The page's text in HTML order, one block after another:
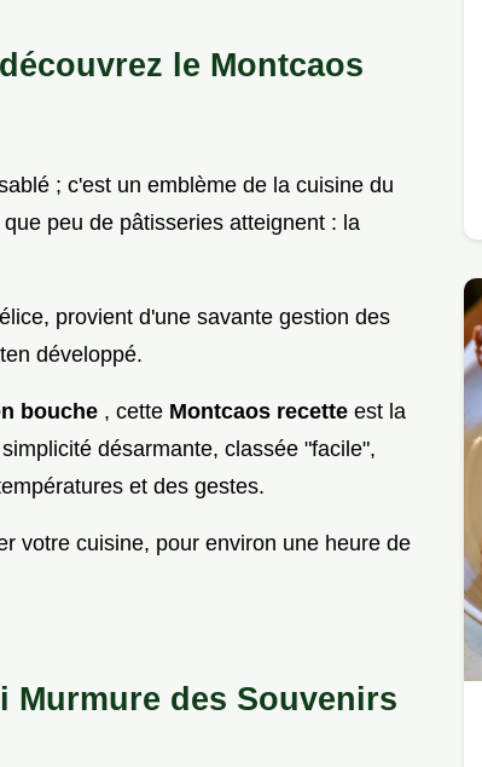
le Montcaos
; c'est un emblème de la cuisine du
peu de pâtisseries atteignent : la
provient d'une savante gestion des
développé.
bouche , cette Montcaos recette est la
désarmante, classée "facile",
et des gestes.
votre cuisine, pour environ une heure de
Murmure des Souvenirs